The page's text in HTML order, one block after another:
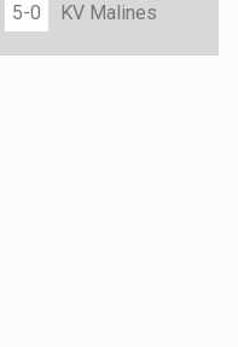
5-0 KV Malines